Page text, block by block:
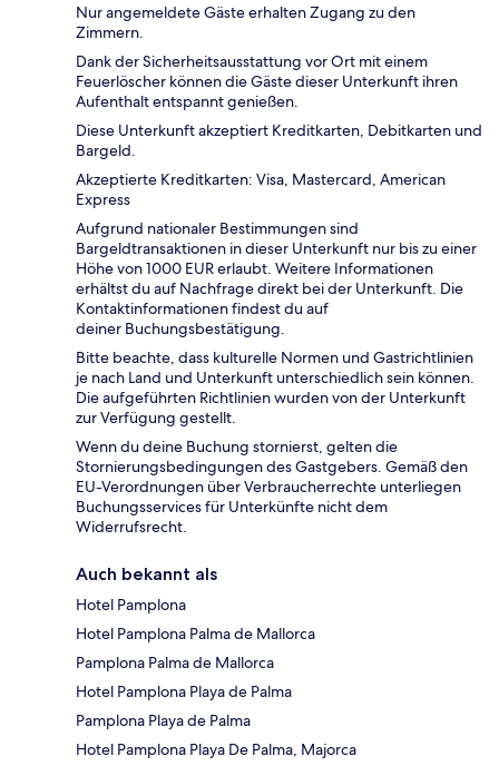
Nur angemeldete Gäste erhalten Zugang zu den
Zimmern.
Dank der Sicherheitsausstattung vor Ort mit einem
Feuerlöscher können die Gäste dieser Unterkunft ihren
Aufenthalt entspannt genießen.
Diese Unterkunft akzeptiert Kreditkarten, Debitkarten und
Bargeld.
Akzeptierte Kreditkarten: Visa, Mastercard, American
Express
Aufgrund nationaler Bestimmungen sind
Bargeldtransaktionen in dieser Unterkunft nur bis zu einer
Höhe von 1000 EUR erlaubt. Weitere Informationen
erhältst du auf Nachfrage direkt bei der Unterkunft. Die
Kontaktinformationen findest du auf
deiner Buchungsbestätigung.
Bitte beachte, dass kulturelle Normen und Gastrichtlinien
je nach Land und Unterkunft unterschiedlich sein können.
Die aufgeführten Richtlinien wurden von der Unterkunft
zur Verfügung gestellt.
Wenn du deine Buchung stornierst, gelten die
Stornierungsbedingungen des Gastgebers. Gemäß den
EU-Verordnungen über Verbraucherrechte unterliegen
Buchungsservices für Unterkünfte nicht dem
Widerrufsrecht.
Auch bekannt als
Hotel Pamplona
Hotel Pamplona Palma de Mallorca
Pamplona Palma de Mallorca
Hotel Pamplona Playa de Palma
Pamplona Playa de Palma
Hotel Pamplona Playa De Palma, Majorca